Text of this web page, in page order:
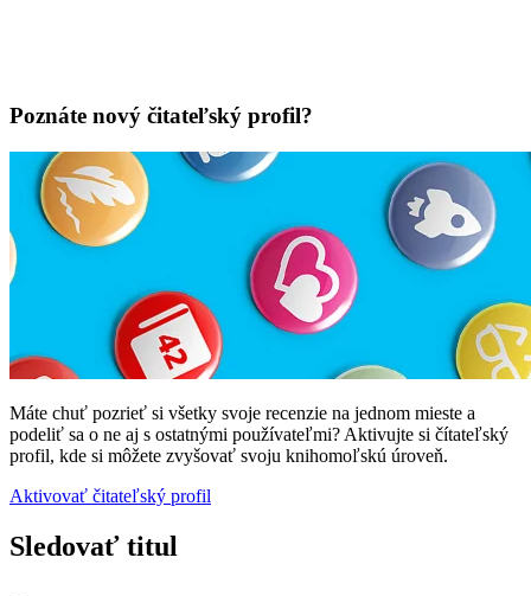
Poznáte nový čitateľský profil?
Máte chuť pozrieť si všetky svoje recenzie na jednom mieste a
podeliť sa o ne aj s ostatnými používateľmi? Aktivujte si čítateľský
profil, kde si môžete zvyšovať svoju knihomoľskú úroveň.
Aktivovať čitateľský profil
Sledovať titul